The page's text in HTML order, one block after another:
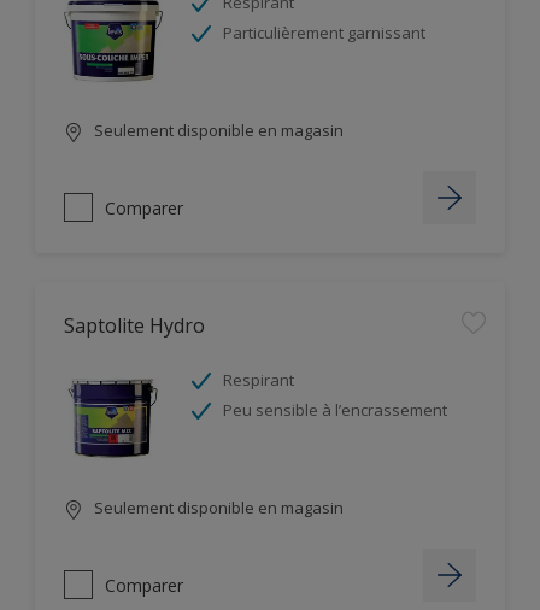
Particulièrement garnissant
Seulement disponible en magasin
Comparer
Saptolite Hydro
Respirant
Peu sensible à l’encrassement
Seulement disponible en magasin
Comparer